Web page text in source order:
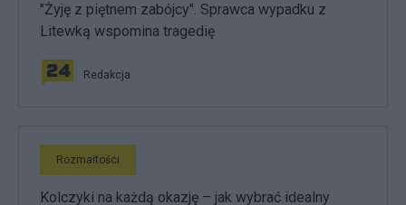
"Żyję z piętnem zabójcy". Sprawca wypadku z
Litewką wspomina tragedię
Redakcja
Rozmaitości
Kolczyki na każdą okazję – jak wybrać idealny